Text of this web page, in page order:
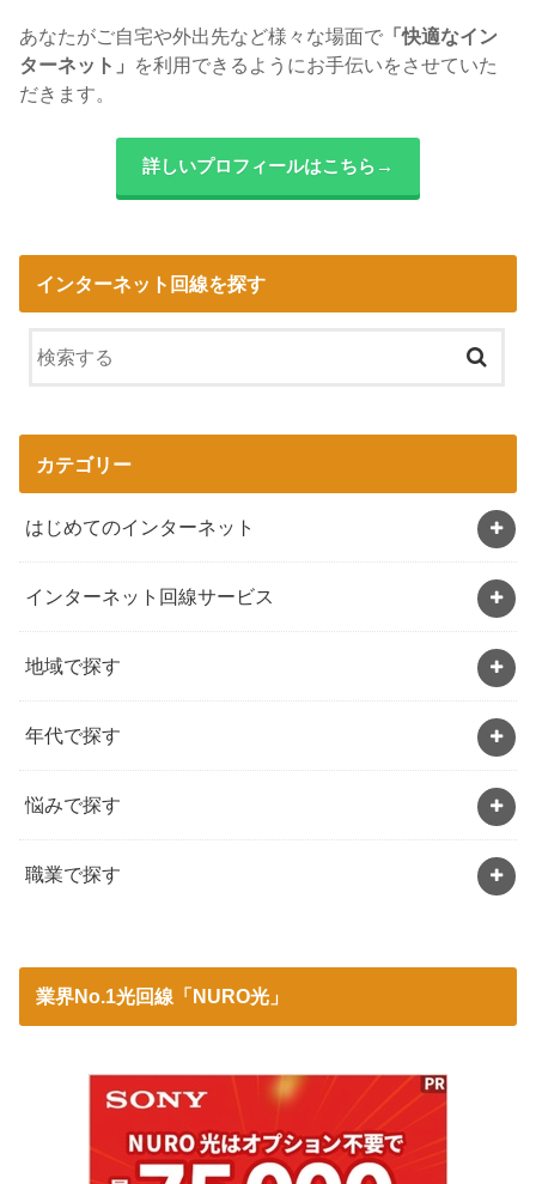
あなたがご自宅や外出先など様々な場面で 「快適なイン
ターネット」 を利用できるようにお手伝いをさせていた
だきます。
詳しいプロフィールはこちら→
インターネット回線を探す
カテゴリー
はじめてのインターネット
インターネット回線サービス
地域で探す
年代で探す
悩みで探す
職業で探す
業界No.1光回線「NURO光」